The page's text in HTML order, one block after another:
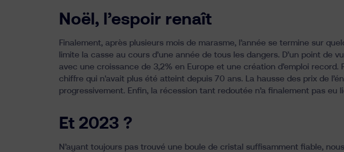
Noël, l’espoir renaît
Finalement, après plusieurs mois de marasme, l’année se termine sur
limite la casse au cours d’une année de tous les dangers. D’un point
avec une croissance de 3,2% en Europe et une création d’emploi
chiffre qui n'avait plus été atteint depuis 70 ans. La hausse des prix de
progressivement. Enfin, la récession tant redoutée n’a finalement pas eu
Et 2023 ?
N’ayant toujours pas trouvé une boule de cristal suffisamment fiable,